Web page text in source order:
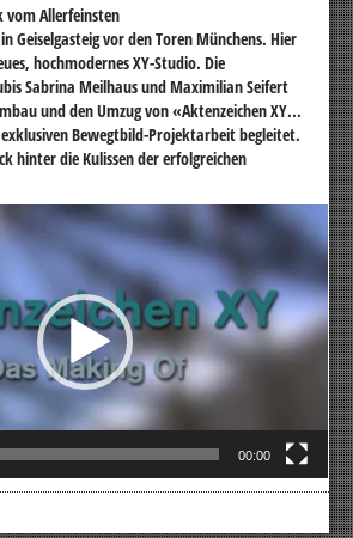
vom Allerfeinsten
Geiselgasteig vor den Toren Münchens. Hier
hochmodernes XY-Studio. Die
Sabrina Meilhaus und Maximilian Seifert
und den Umzug von «Aktenzeichen XY...
Bewegtbild-Projektarbeit begleitet.
hinter die Kulissen der erfolgreichen
00:00